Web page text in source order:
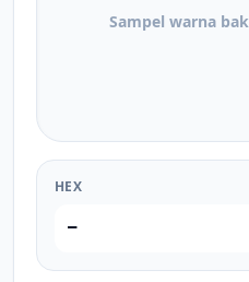
Sampel warna
HEX
—